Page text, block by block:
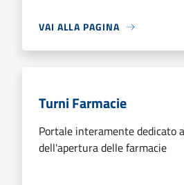
VAI ALLA PAGINA
Turni Farmacie
Portale interamente dedicato
dell'apertura delle farmacie